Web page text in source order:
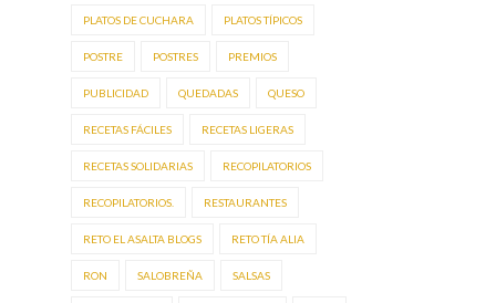
PLATOS DE CUCHARA PLATOS TÍPICOS
POSTRE POSTRES PREMIOS
PUBLICIDAD QUEDADAS QUESO
RECETAS FÁCILES RECETAS LIGERAS
RECETAS SOLIDARIAS RECOPILATORIOS
RECOPILATORIOS. RESTAURANTES
RETO EL ASALTA BLOGS RETO TÍA ALIA
RON SALOBREÑA SALSAS